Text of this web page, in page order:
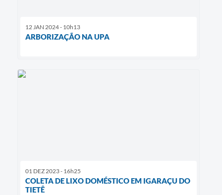
12 JAN 2024 - 10h13
ARBORIZAÇÃO NA UPA
01 DEZ 2023 - 16h25
COLETA DE LIXO DOMÉSTICO EM IGARAÇU DO
TIETÊ